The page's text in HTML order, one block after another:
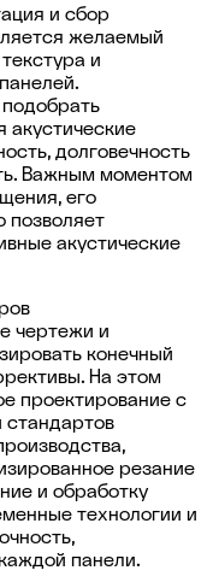
и сбор
желаемый
и
акустические
долговечность
Важным моментом
его
позволяет
акустические
чертежи и
конечный
На этом
проектирование с
стандартов
резание
и обработку
технологии и
панели.